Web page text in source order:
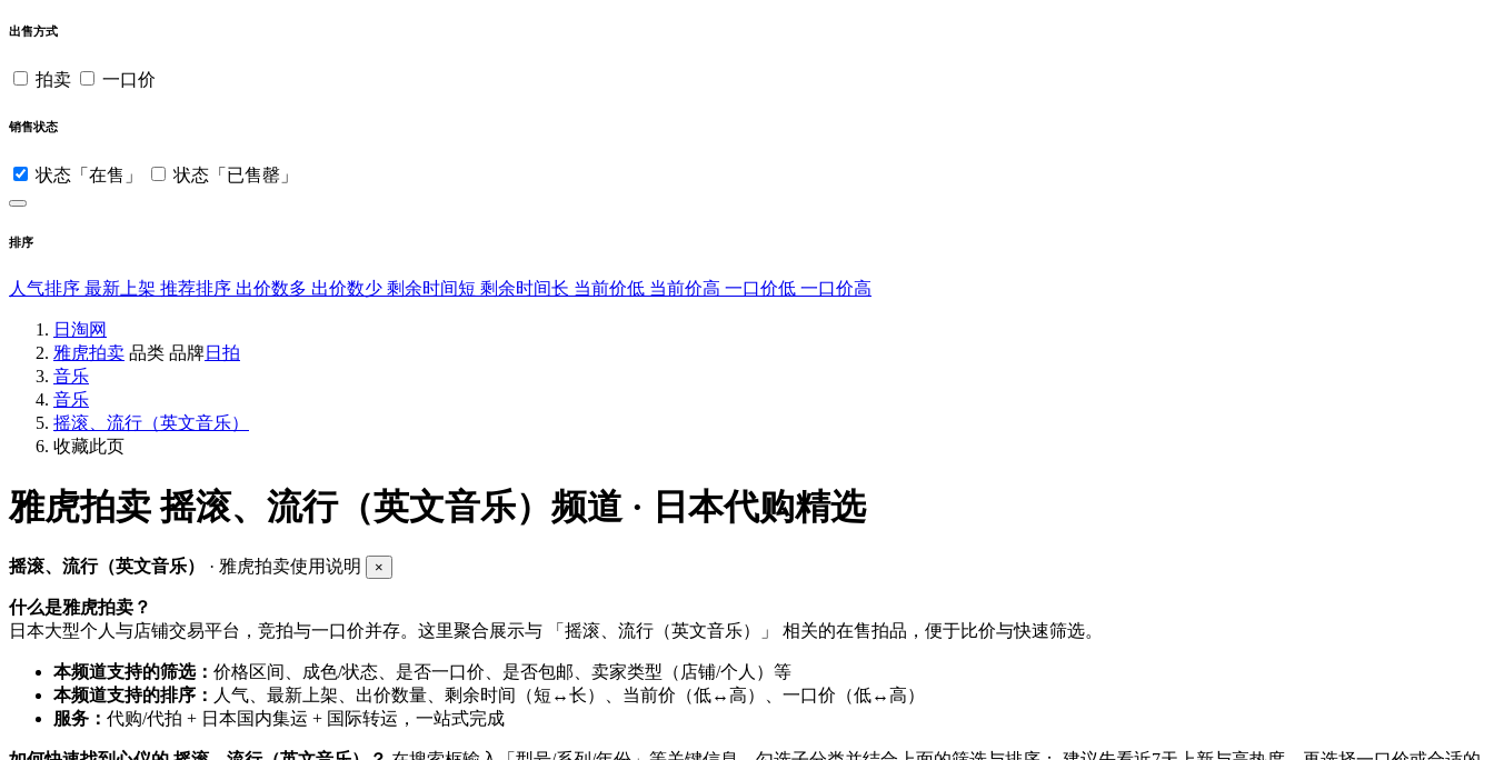
出售方式
拍卖 一口价
销售状态
状态「在售」 状态「已售罄」
排序
人气排序 最新上架 推荐排序 出价数多 出价数少 剩余时间短 剩余时间长 当前价低 当前价高 一口价低 一口价高
日淘网
雅虎拍卖 品类 品牌日拍
音乐
音乐
摇滚、流行（英文音乐）
收藏此页
雅虎拍卖摇滚、流行（英文音乐）频道 · 日本代购精选
摇滚、流行（英文音乐） · 雅虎拍卖使用说明 ×
什么是雅虎拍卖？
日本大型个人与店铺交易平台，竞拍与一口价并存。这里聚合展示与 「摇滚、流行（英文音乐）」 相关的在售拍品，便于比价与快速筛选。
本频道支持的筛选： 价格区间、成色/状态、是否一口价、是否包邮、卖家类型（店铺/个人）等
本频道支持的排序： 人气、最新上架、出价数量、剩余时间（短↔长）、当前价（低↔高）、一口价（低↔高）
服务： 代购/代拍 + 日本国内集运 + 国际转运，一站式完成